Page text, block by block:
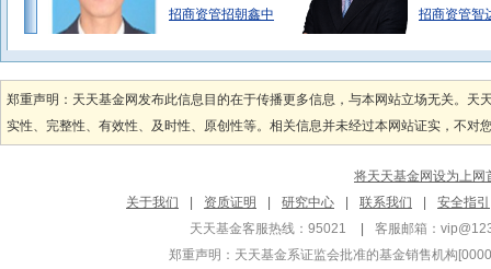
招商资管招朝鑫中
招商资管智
陈亚芳
管理基金
招商资管智远增利
招商资管智远增利
陈功谋
管理基金
招商资管智
招商资管中
管理基金
招商资管上证科创
郑重声明：天天基金网发布此信息目的在于传播更多信息，与本网站立场无关。
实性、完整性、有效性、及时性、原创性等。相关信息并未经过本网站证实，不
将天天基金网设为上网
关于我们
资质证明 研究中心 联系我们
安全指引
天天基金客服热线：95021
客服邮箱：
郑重声明： 天天基金系证监会批准的基金销售机构